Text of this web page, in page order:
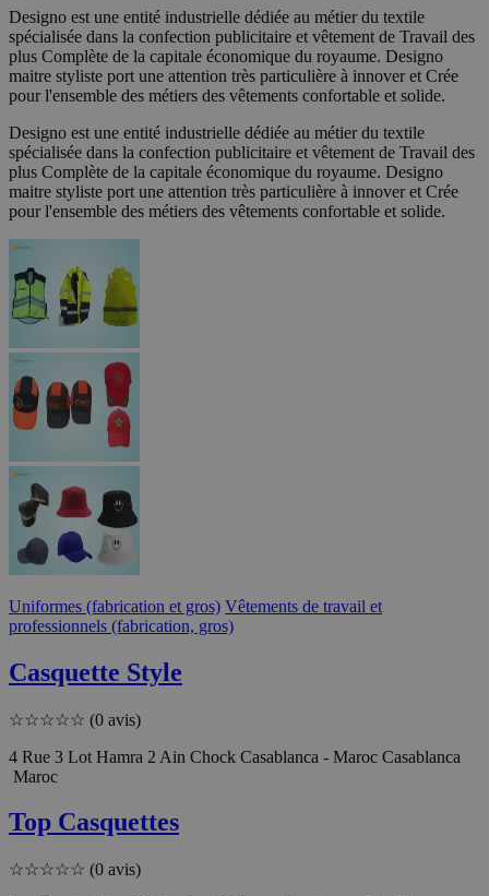
Designo est une entité industrielle dédiée au métier du textile
spécialisée dans la confection publicitaire et vêtement de Travail des
plus Complète de la capitale économique du royaume. Designo
maitre styliste port une attention très particulière à innover et Crée
pour l'ensemble des métiers des vêtements confortable et solide.
Designo est une entité industrielle dédiée au métier du textile
spécialisée dans la confection publicitaire et vêtement de Travail des
plus Complète de la capitale économique du royaume. Designo
maitre styliste port une attention très particulière à innover et Crée
pour l'ensemble des métiers des vêtements confortable et solide.
Uniformes (fabrication et gros) Vêtements de travail et
professionnels (fabrication, gros)
Casquette Style
☆☆☆☆☆ (0 avis)
4 Rue 3 Lot Hamra 2 Ain Chock Casablanca - Maroc Casablanca
Maroc
Top Casquettes
☆☆☆☆☆ (0 avis)